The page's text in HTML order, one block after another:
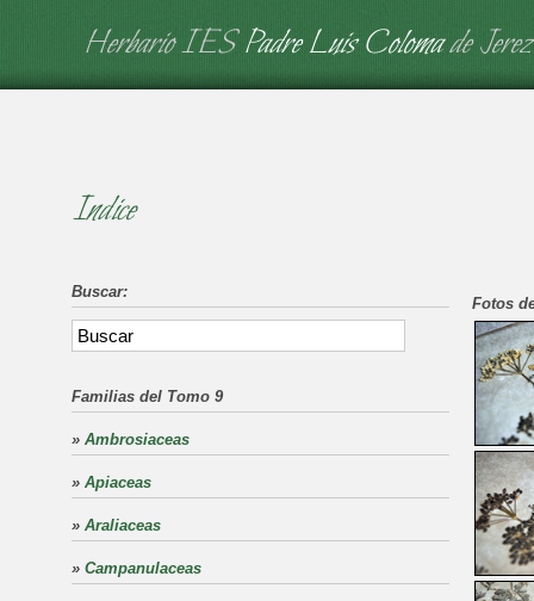
Herbario IES Padre Luis Colomade Jerez
Fotos
Indice
Buscar:
Familias del Tomo 9
» Ambrosiaceas
» Apiaceas
» Araliaceas
» Campanulaceas